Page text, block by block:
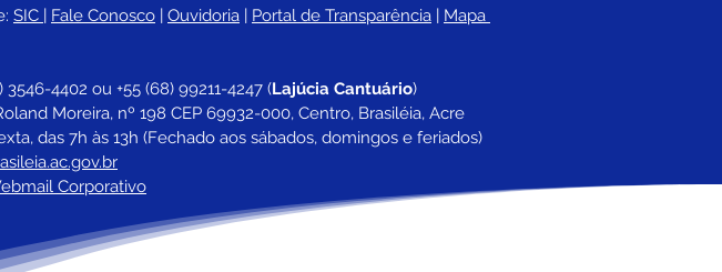
SIC | Fale Conosco | Ouvidoria | Portal de Transparência | Mapa
3546-4402 ou +55 (68) 99211-4247 (Lajúcia Cantuário)
Moreira, nº 198 CEP 69932-000, Centro, Brasiléia, Acre
das 7h às 13h (Fechado aos sábados, domingos e feriados)
Corporativo